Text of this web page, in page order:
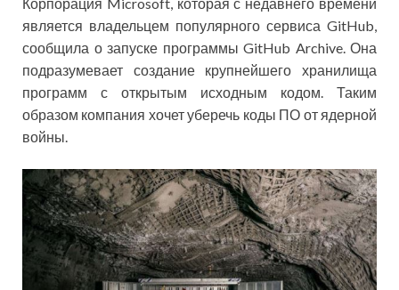
является владельцем популярного сервиса GitHub,
сообщила о запуске программы GitHub Archive. Она
подразумевает создание крупнейшего хранилища
программ с открытым исходным кодом. Таким
образом компания хочет уберечь коды ПО от ядерной
войны.